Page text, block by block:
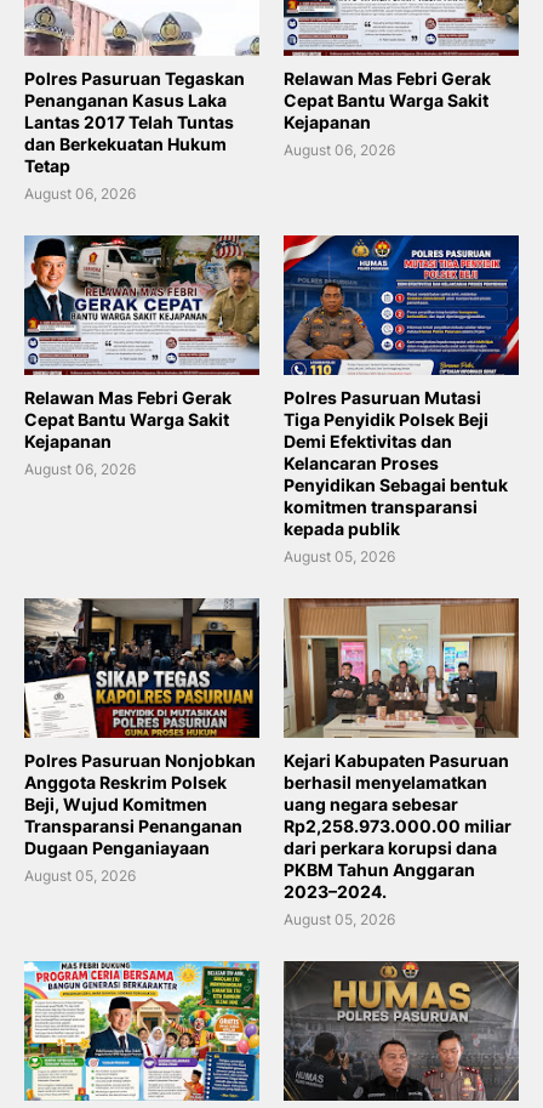
Polres Pasuruan Tegaskan
Penanganan Kasus Laka
Lantas 2017 Telah Tuntas
dan Berkekuatan Hukum
Tetap
August 06, 2026
Relawan Mas Febri Gerak
Cepat Bantu Warga Sakit
Kejapanan
August 06, 2026
Relawan Mas Febri Gerak
Cepat Bantu Warga Sakit
Kejapanan
August 06, 2026
Polres Pasuruan Mutasi
Tiga Penyidik Polsek Beji
Demi Efektivitas dan
Kelancaran Proses
Penyidikan Sebagai bentuk
komitmen transparansi
kepada publik
August 05, 2026
Polres Pasuruan Nonjobkan
Anggota Reskrim Polsek
Beji, Wujud Komitmen
Transparansi Penanganan
Dugaan Penganiayaan
August 05, 2026
Kejari Kabupaten Pasuruan
berhasil menyelamatkan
uang negara sebesar
Rp2,258.973.000.00 miliar
dari perkara korupsi dana
PKBM Tahun Anggaran
2023–2024.
August 05, 2026